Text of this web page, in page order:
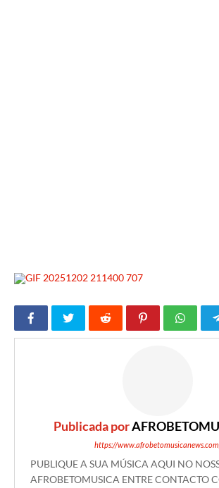
Publicada por
https://
PUBLIQUE A SUA MÚSICA AQUI NO
AFROBETOMUSICA ENTRE CONTACTO